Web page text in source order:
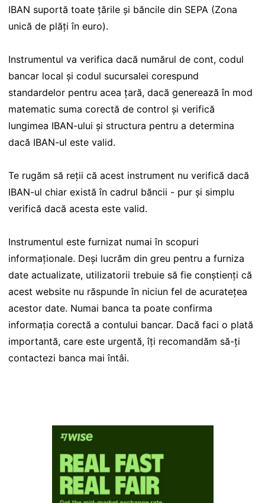
IBAN suportă toate țările și băncile din SEPA (Zona
unică de plăți în euro).
Instrumentul va verifica dacă numărul de cont, codul
bancar local și codul sucursalei corespund
standardelor pentru acea țară, dacă generează în mod
matematic suma corectă de control și verifică
lungimea IBAN-ului și structura pentru a determina
dacă IBAN-ul este valid.
Te rugăm să reții că acest instrument nu verifică dacă
IBAN-ul chiar există în cadrul băncii - pur și simplu
verifică dacă acesta este valid.
Instrumentul este furnizat numai în scopuri
informaționale. Deși lucrăm din greu pentru a furniza
date actualizate, utilizatorii trebuie să fie conștienți că
acest website nu răspunde în niciun fel de acuratețea
acestor date. Numai banca ta poate confirma
informația corectă a contului bancar. Dacă faci o plată
importantă, care este urgentă, îți recomandăm să-ți
contactezi banca mai întâi.